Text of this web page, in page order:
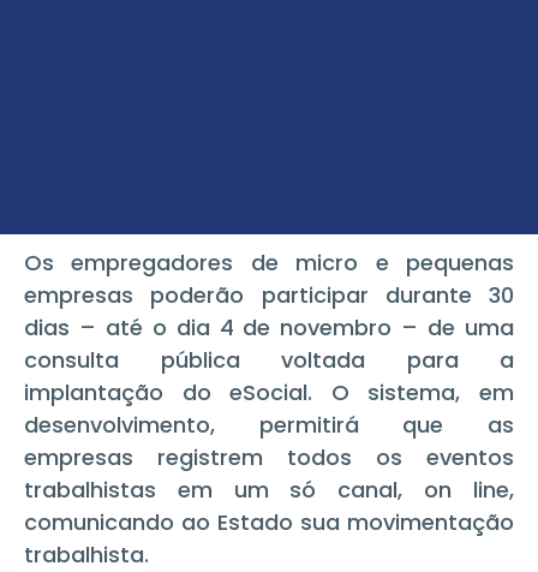
Os empregadores de micro e pequenas
empresas poderão participar durante 30
dias – até o dia 4 de novembro – de uma
consulta pública voltada para a
implantação do eSocial. O sistema, em
desenvolvimento, permitirá que as
empresas registrem todos os eventos
trabalhistas em um só canal, on line,
comunicando ao Estado sua movimentação
trabalhista.